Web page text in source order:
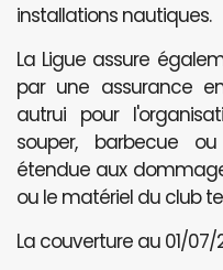
installations nautiques.
La Ligue assure
par une assurance
autrui pour
souper, barbecue
étendue aux
ou le matériel du club
La couverture au 01/